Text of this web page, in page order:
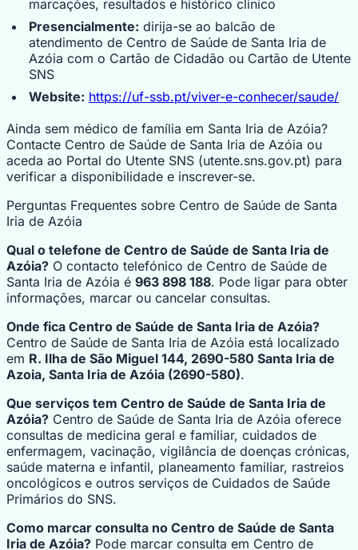
marcações, resultados e histórico clínico
Presencialmente: dirija-se ao balcão de
atendimento de Centro de Saúde de Santa Iria de
Azóia com o Cartão de Cidadão ou Cartão de Utente
SNS
Website: https://uf-ssb.pt/viver-e-conhecer/saude/
Ainda sem médico de família em Santa Iria de Azóia?
Contacte Centro de Saúde de Santa Iria de Azóia ou
aceda ao Portal do Utente SNS (utente.sns.gov.pt) para
verificar a disponibilidade e inscrever-se.
Perguntas Frequentes sobre Centro de Saúde de Santa
Iria de Azóia
Qual o telefone de Centro de Saúde de Santa Iria de
Azóia? O contacto telefónico de Centro de Saúde de
Santa Iria de Azóia é 963 898 188. Pode ligar para obter
informações, marcar ou cancelar consultas.
Onde fica Centro de Saúde de Santa Iria de Azóia?
Centro de Saúde de Santa Iria de Azóia está localizado
em R. Ilha de São Miguel 144, 2690-580 Santa Iria de
Azoia, Santa Iria de Azóia (2690-580).
Que serviços tem Centro de Saúde de Santa Iria de
Azóia? Centro de Saúde de Santa Iria de Azóia oferece
consultas de medicina geral e familiar, cuidados de
enfermagem, vacinação, vigilância de doenças crónicas,
saúde materna e infantil, planeamento familiar, rastreios
oncológicos e outros serviços de Cuidados de Saúde
Primários do SNS.
Como marcar consulta no Centro de Saúde de Santa
Iria de Azóia? Pode marcar consulta em Centro de